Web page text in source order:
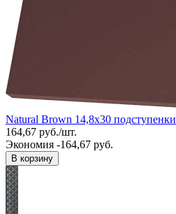
Natural Brown 14,8x30 подступенки
164,67 руб./шт.
Экономия -164,67 руб.
В корзину